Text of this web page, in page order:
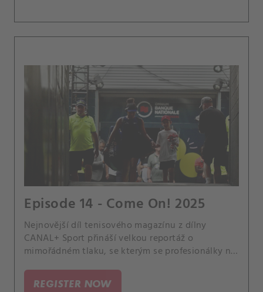
Episode 14 - Come On! 2025
Nejnovější díl tenisového magazínu z dílny
CANAL+ Sport přináší velkou reportáž o
mimořádném tlaku, se kterým se profesionálky na
kurtu, na němž je pozorují fanoušci z různých
REGISTER NOW